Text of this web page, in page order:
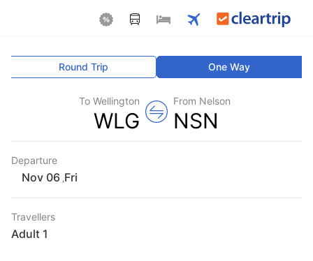
One Way
Round Trip
From Nelson
NSN
To Wellington
WLG
Departure
Fri
Travellers
1 Adult